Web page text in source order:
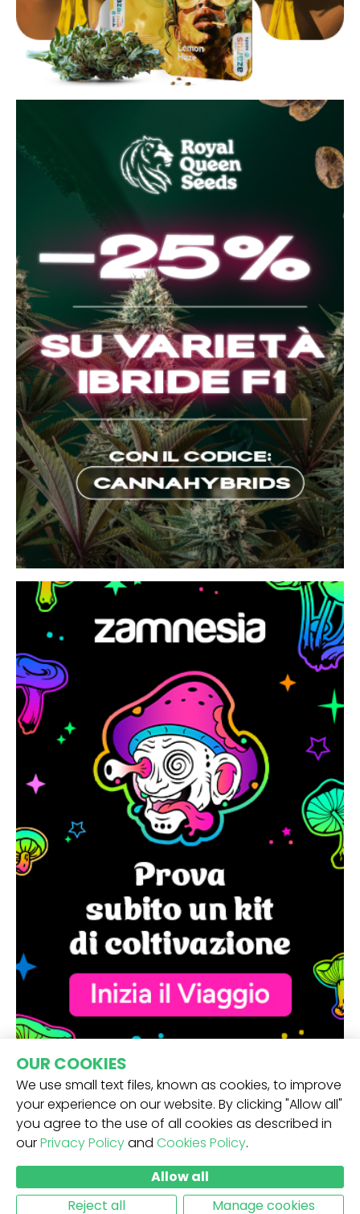
RICEVI LA NOSTRA NEWSLETTER -
INVIO
OUR COOKIES
We use small text files, known as cookies, to improve
your experience on our website. By clicking "Allow all"
you agree to the use of all cookies as described in
ourPrivacy Policyand Cookies Policy.
Allow all
Reject all
Manage cookies